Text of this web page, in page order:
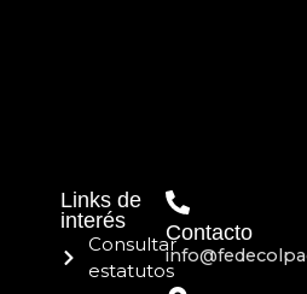
Links de
interés
Consultar
estatutos
Contacto